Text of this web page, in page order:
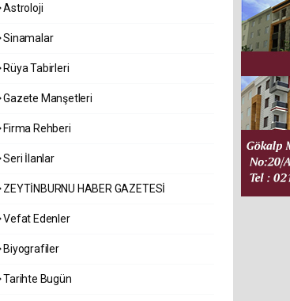
Astroloji
Sinamalar
Rüya Tabirleri
Gazete Manşetleri
Firma Rehberi
Seri İlanlar
ZEYTİNBURNU HABER GAZETESİ
Vefat Edenler
Biyografiler
Tarihte Bugün